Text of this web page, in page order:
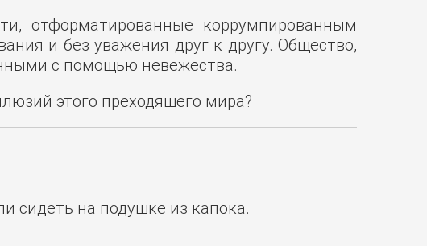
отформатированные коррумпированным
и без уважения друг к другу. Общество,
с помощью невежества.
этого преходящего мира?
сидеть на подушке из капока.